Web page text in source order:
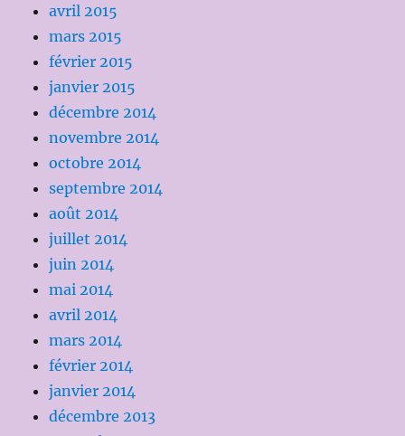
avril 2015
mars 2015
février 2015
janvier 2015
décembre 2014
novembre 2014
octobre 2014
septembre 2014
août 2014
juillet 2014
juin 2014
mai 2014
avril 2014
mars 2014
février 2014
janvier 2014
décembre 2013